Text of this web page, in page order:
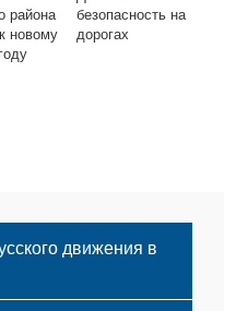
района
новому
безопасность на
дорогах
движения в